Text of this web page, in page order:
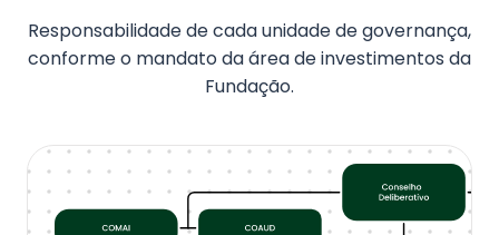
Saúde
Portal de Serviços
Responsabilidade de cada unidade de governança,
conforme o mandato da área de investimentos da
Fundação.